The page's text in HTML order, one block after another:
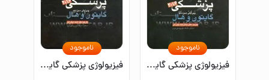
فیزیولوژی پزشکی گایتون 2016
ناموجود
فیزیولوژی پزشکی گایتون 2016
ناموجود